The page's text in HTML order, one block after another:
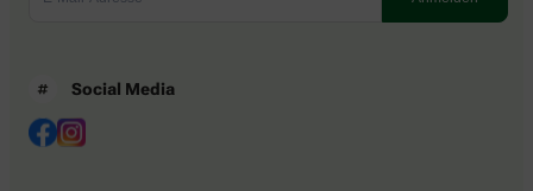
Social Media